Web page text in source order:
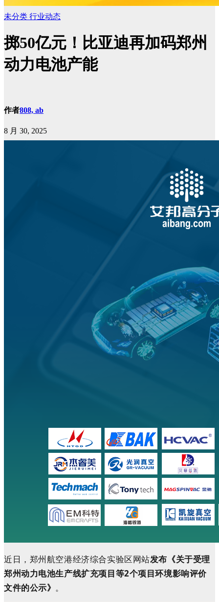
未分类 行业动态
掷50亿元！比亚迪再加码郑州
动力电池产能
作者808, ab
8 月 30, 2025
近日，郑州航空港经济综合实验区网站发布《关于受理
郑州动力电池生产线扩充项目等2个项目环境影响评价
文件的公示》 。